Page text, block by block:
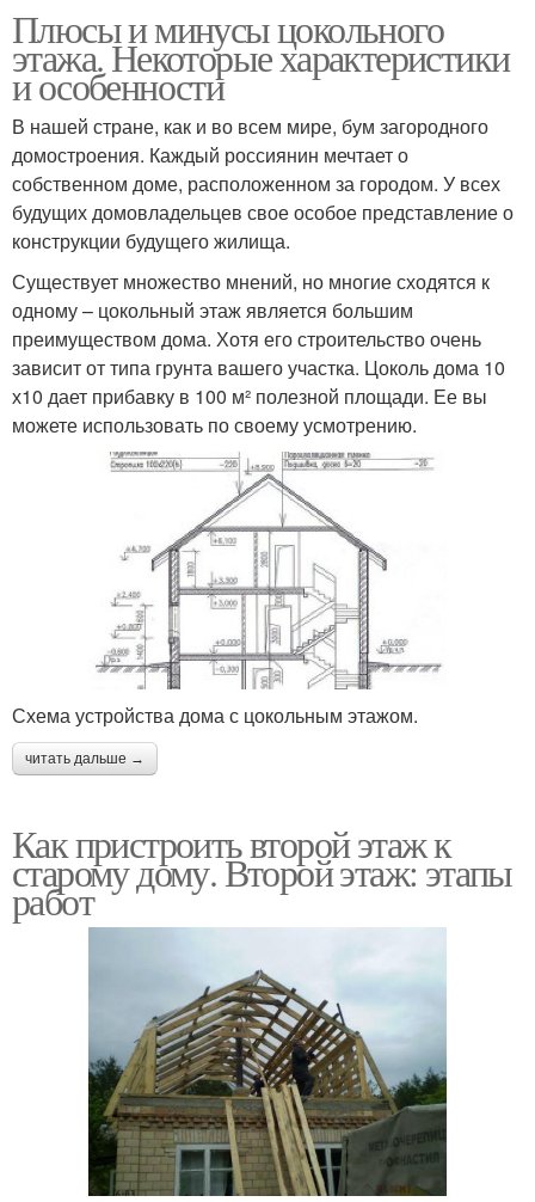
Плюсы и минусы цокольного
этажа. Некоторые характеристики
и особенности
В нашей стране, как и во всем мире, бум загородного
домостроения. Каждый россиянин мечтает о
собственном доме, расположенном за городом. У всех
будущих домовладельцев свое особое представление о
конструкции будущего жилища.
Существует множество мнений, но многие сходятся к
одному – цокольный этаж является большим
преимуществом дома. Хотя его строительство очень
зависит от типа грунта вашего участка. Цоколь дома 10
х10 дает прибавку в 100 м² полезной площади. Ее вы
можете использовать по своему усмотрению.
Схема устройства дома с цокольным этажом.
читать дальше →
Как пристроить второй этаж к
старому дому. Второй этаж: этапы
работ